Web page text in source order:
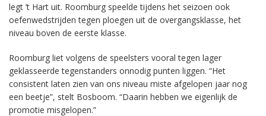
legt ’t Hart uit. Roomburg speelde tijdens het seizoen ook
oefenwedstrijden tegen ploegen uit de overgangsklasse, het
niveau boven de eerste klasse.
Roomburg liet volgens de speelsters vooral tegen lager
geklasseerde tegenstanders onnodig punten liggen. “Het
consistent laten zien van ons niveau miste afgelopen jaar nog
een beetje”, stelt Bosboom. “Daarin hebben we eigenlijk de
promotie misgelopen.”